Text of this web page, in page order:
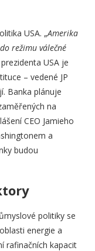
USA. „Amerika
režimu válečné
USA je
– vedené JP
Banka plánuje
na
CEO Jamieho
a
budou
politiky se
energie a
rafinačních kapacit